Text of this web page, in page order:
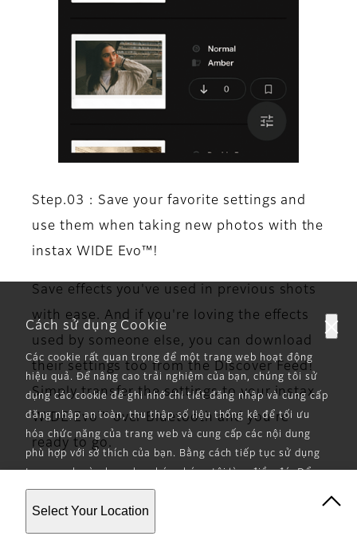
Cách sử dụng Cookie
Các cookie rất quan trọng để một trang web hoạt động
hiệu quả. Để nâng cao trải nghiệm của bạn, chúng tôi sử
dụng các cookie để ghi nhớ chi tiết đăng nhập và cung cấp
đăng nhập an toàn, thu thập số liệu thống kê để tối ưu
hóa chức năng của trang web và cung cấp các nội dung
phù hợp với sở thích của bạn. Bằng cách tiếp tục sử dụng
trang web này, bạn cho phép chúng tôi làm điều đó. Để
biết thêm thông tin chi tiết, vui lòng tham khảo
sách Bảo mật
của chúng tôi.
Select Your Location
Step.03 : Save your favorite settings and
use them when taking new photos with the
instax WIDE Evo™!
Save effects you've used in previous shots
with ease. And if you're loving the effects
used by someone else, you can download
their settings too from the Discover Feed!
Simply transfer the settings to your instax
WIDE Evo™ over Bluetooth and you're
ready to go.